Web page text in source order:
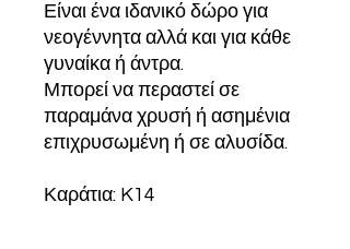
Είναι ένα ιδανικό δώρο για
νεογέννητα αλλά και για κάθε
γυναίκα ή άντρα.
Μπορεί να περαστεί σε
παραμάνα χρυσή ή ασημένια
επιχρυσωμένη ή σε αλυσίδα.
Καράτια: K14